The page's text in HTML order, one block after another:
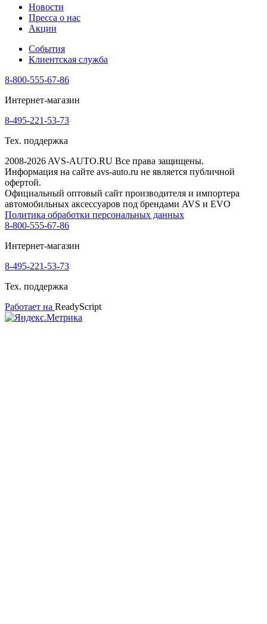
Новости
Пресса о нас
Акции
События
Клиентская служба
8-800-555-67-86
Интернет-магазин
8-495-221-53-73
Тех. поддержка
2008-2026 AVS-AUTO.RU Все права защищены.
Информация на сайте avs-auto.ru не является публичной
офертой.
Официальный оптовый сайт производителя и импортера
автомобильных аксессуаров под брендами AVS и EVO
Политика обработки персональных данных
8-800-555-67-86
Интернет-магазин
8-495-221-53-73
Тех. поддержка
Работает на ReadyScript